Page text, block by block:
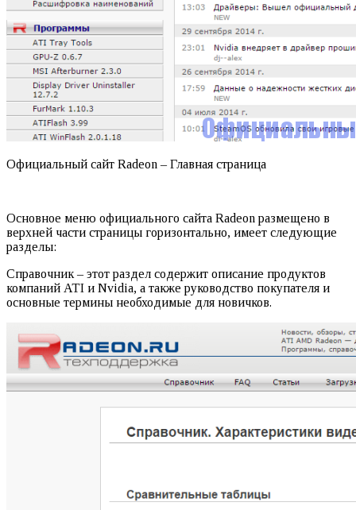
Официальный сайт Radeon – Главная страница
Основное меню официального сайта Radeon размещено в
верхней части страницы горизонтально, имеет следующие
разделы:
Справочник – этот раздел содержит описание продуктов
компаний ATI и Nvidia, а также руководство покупателя и
основные термины необходимые для новичков.